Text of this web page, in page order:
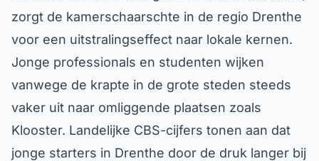
zorgt de kamerschaarschte in de regio Drenthe
voor een uitstralingseffect naar lokale kernen.
Jonge professionals en studenten wijken
vanwege de krapte in de grote steden steeds
vaker uit naar omliggende plaatsen zoals
Klooster. Landelijke CBS-cijfers tonen aan dat
jonge starters in Drenthe door de druk langer bij